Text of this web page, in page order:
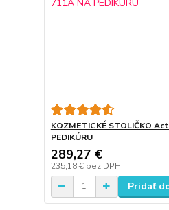
KOZMETICKÉ STOLIČKO
PEDIKÚRU
289,27 €
235,18 € bez DPH
Pridať